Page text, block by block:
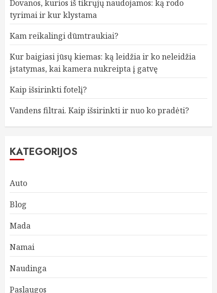
Dovanos, kurios iš tikrųjų naudojamos: ką rodo
tyrimai ir kur klystama
Kam reikalingi dūmtraukiai?
Kur baigiasi jūsų kiemas: ką leidžia ir ko neleidžia
įstatymas, kai kamera nukreipta į gatvę
Kaip išsirinkti fotelį?
Vandens filtrai. Kaip išsirinkti ir nuo ko pradėti?
KATEGORIJOS
Auto
Blog
Mada
Namai
Naudinga
Paslaugos